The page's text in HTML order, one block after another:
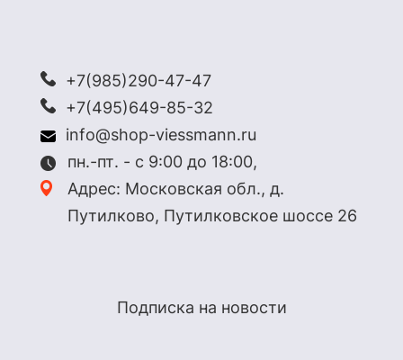
+7(985)290-47-47
+7(495)649-85-32
info@shop-viessmann.ru
пн.-пт. - с 9:00 до 18:00,
Адрес: Московская обл., д.
Путилково, Путилковское шоссе 26
Подписка на новости